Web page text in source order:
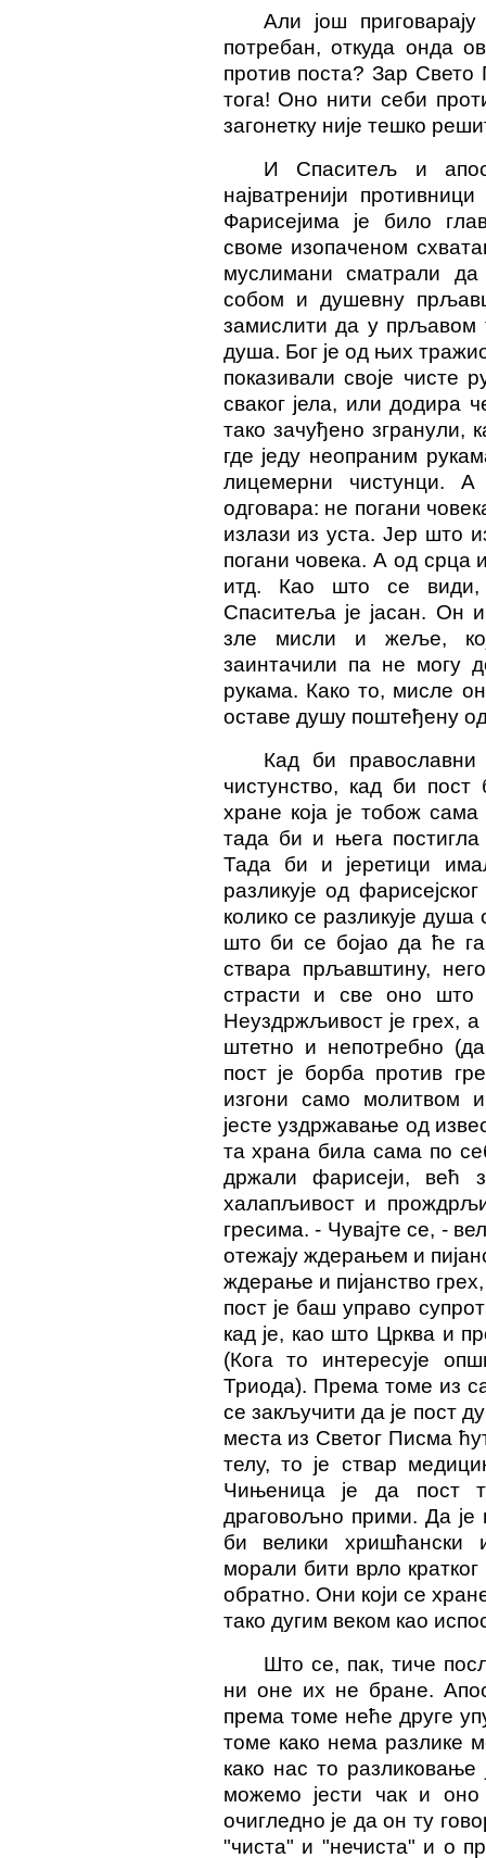
Али још
потребан, откуда онда
против поста? Зар
тога! Оно нити себи
загонетку није тешко
И Спаситељ и
најватренији
Фарисејима је било
своме изопаченом
муслимани сматрали
собом и душевну
замислити да у прљавом
душа. Бог је од њих
показивали своје чисте
сваког јела, или додира
тако зачуђено згранули,
где једу неопраним
лицемерни чистунци.
одговара: не погани
излази из уста. Јер што
погани човека. А од срца
итд. Као што се види,
Спаситеља је јасан. Он
зле мисли и жеље,
заинтачили па не могу
рукама. Како то, мисле
оставе душу поштеђену
Кад би
чистунство, кад би
хране која је тобож
тада би и њега
Тада би и јеретици
разликује од
колико се разликује
што би се бојао да ће
ствара прљавштину,
страсти и све оно што
Неуздржљивост је грех,
штетно и непотребно
пост је борба против
изгони само молитвом
јесте уздржавање од
та храна била сама по
држали фарисеји,
халапљивост и
гресима. - Чувајте се, -
отежају ждерањем и
ждерање и пијанство
пост је баш управо
кад је, као што Црква и
(Кога то интересује
Триода). Према томе из
се закључити да је пост
места из Светог Писма
телу, то је ствар
Чињеница је да пост
драговољно прими. Да је
би велики хришћански
морали бити врло
обратно. Они који се
тако дугим веком као
Што се, пак, тиче
ни оне их не бране.
према томе неће друге
томе како нема разлике
како нас то разликовање
можемо јести чак и оно
очигледно је да он ту
"чиста" и "нечиста" и о